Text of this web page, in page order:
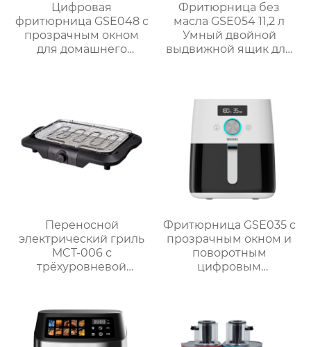
Цифровая
фритюрница GSE048 с
прозрачным окном
для домашнего
Фритюрница без
масла GSE054 11,2 л
Умный двойной
выдвижной ящик для
Переносной
электрический гриль
MCT-006 с
трёхуровневой
безопасным
термостатическим
управлением
Фритюрница GSE035 с
прозрачным окном и
поворотным
цифровым